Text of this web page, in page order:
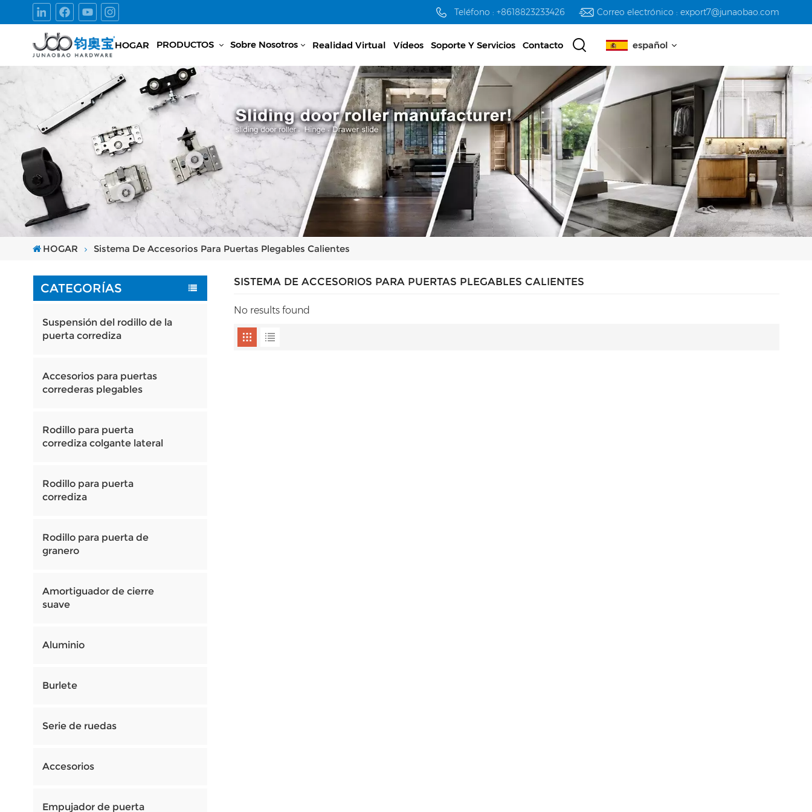
Teléfono : +8618823233426 Correo electrónico : export7@junaobao.com
HOGAR PRODUCTOS Sobre Nosotros Realidad Virtual Vídeos Soporte Y Servicios Contacto español
English
español
العربية
HOGAR Sistema De Accesorios Para Puertas Plegables Calientes
CATEGORÍAS
Suspensión del rodillo de la
puerta corrediza
Accesorios para puertas
correderas plegables
Rodillo para puerta
corrediza colgante lateral
Rodillo para puerta
corrediza
Rodillo para puerta de
granero
Amortiguador de cierre
suave
Aluminio
Burlete
Serie de ruedas
Accesorios
Empujador de puerta
SISTEMA DE ACCESORIOS PARA PUERTAS PLEGABLES CALIENTES
No results found